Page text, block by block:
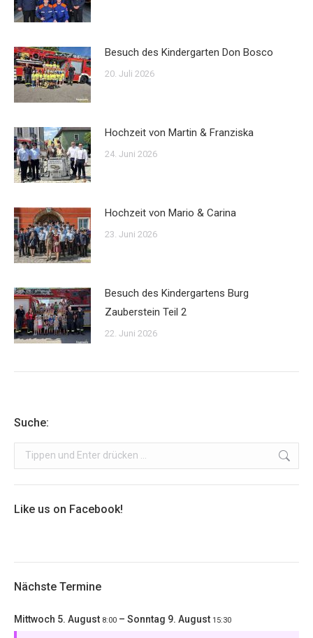
Besuch des Kindergarten Don Bosco
20. Juli 2026
Hochzeit von Martin & Franziska
24. Juni 2026
Hochzeit von Mario & Carina
23. Juni 2026
Besuch des Kindergartens Burg
Zauberstein Teil 2
22. Juni 2026
Suche:
Search:
Like us on Facebook!
Nächste Termine
Mittwoch 5. August 8:00 – Sonntag 9. August 15:30